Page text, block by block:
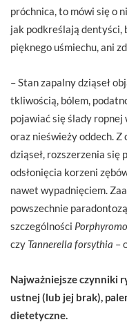
próchnica, to mówi się o
jak podkreślają dentyści,
pięknego uśmiechu, ani
– Stan zapalny dziąseł
tkliwością, bólem,
pojawiać się ślady ropnej
oraz nieświeży oddech. Z
dziąseł, rozszerzenia się
odsłonięcia korzeni
nawet wypadnięciem.
powszechnie
szczególności
czy Tannerella forsythia –
Najważniejsze czynniki
ustnej (lub jej brak),
dietetyczne.